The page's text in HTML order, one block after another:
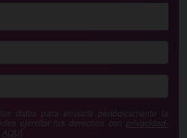
datos para enviarte periódicamente la
ejercitar tus derechos con privacidad-
AQUÍ